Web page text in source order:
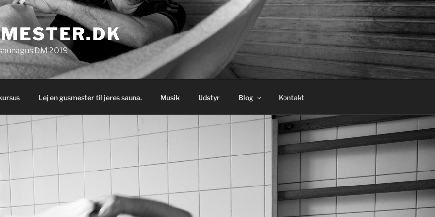
DM 2019
Lej en gusmester til jeres sauna. Musik Udstyr Blog Kontakt